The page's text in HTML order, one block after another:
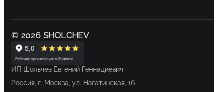
© 2026 SHOLCHEV
ИП Шольчев Евгений Геннадиевич
Россия, г. Москва, ул. Нагатинская, 16